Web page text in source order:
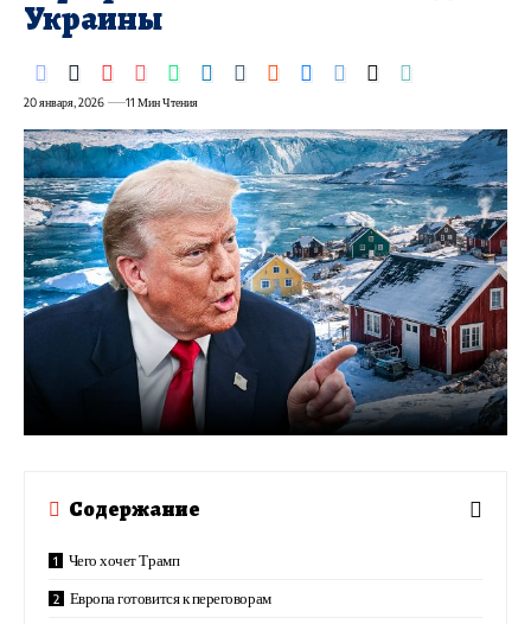
Украины
20 января, 2026 11 Мин Чтения
Содержание
Чего хочет Трамп
Европа готовится к переговорам